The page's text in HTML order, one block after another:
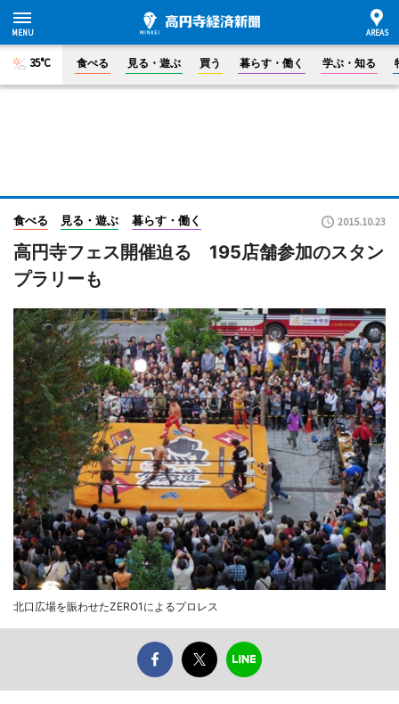
35°C 食べる 見る・遊ぶ 買う 暮らす・働く 学ぶ・知る
食べる 見る・遊ぶ 暮らす・働く 2015.10.23
高円寺フェス開催迫る 195店舗参加のスタン
プラリーも
北口広場を賑わせたZERO1によるプロレス